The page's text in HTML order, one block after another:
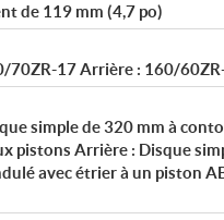
de 119 mm (4,7 po)
70ZR-17 Arrière : 160/
simple de 320 mm à
pistons Arrière : Disque
avec étrier à un piston